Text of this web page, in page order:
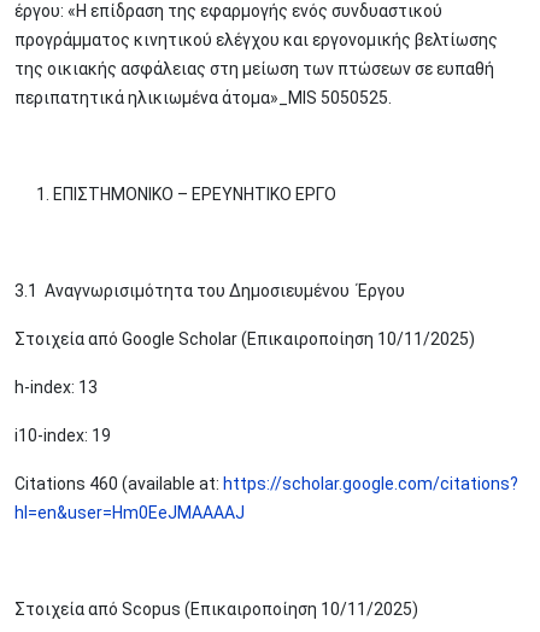
έργου: «Η επίδραση της εφαρμογής ενός συνδυαστικού
προγράμματος κινητικού ελέγχου και εργονομικής βελτίωσης
της οικιακής ασφάλειας στη μείωση των πτώσεων σε ευπαθή
περιπατητικά ηλικιωμένα άτομα»_MIS 5050525.
ΕΠΙΣΤΗΜΟΝΙΚΟ – ΕΡΕΥΝΗΤΙΚΟ ΕΡΓΟ
3.1 Αναγνωρισιμότητα του Δημοσιευμένου Έργου
Στοιχεία από Google Scholar (Επικαιροποίηση 10/11/2025)
h-index: 13
i10-index: 19
Citations 460 (available at: https://scholar.google.com/citations?
hl=en&user=Hm0EeJMAAAAJ
Στοιχεία από Scopus (Επικαιροποίηση 10/11/2025)